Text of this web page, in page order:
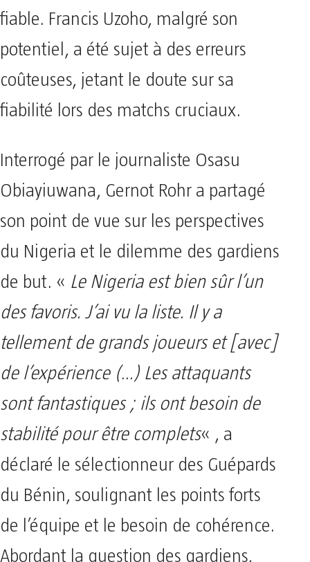
fiable. Francis Uzoho, malgré son
potentiel, a été sujet à des erreurs
coûteuses, jetant le doute sur sa
fiabilité lors des matchs cruciaux.
Interrogé par le journaliste Osasu
Obiayiuwana, Gernot Rohr a partagé
son point de vue sur les perspectives
du Nigeria et le dilemme des gardiens
de but. « Le Nigeria est bien sûr l’un
des favoris. J’ai vu la liste. Il y a
tellement de grands joueurs et [avec]
de l’expérience (…) Les attaquants
sont fantastiques ; ils ont besoin de
stabilité pour être complets« , a
déclaré le sélectionneur des Guépards
du Bénin, soulignant les points forts
de l’équipe et le besoin de cohérence.
Abordant la question des gardiens,